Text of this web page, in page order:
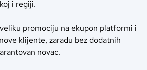
i regiji.
promociju na ekupon platformi i
klijente, zaradu bez dodatnih
novac.